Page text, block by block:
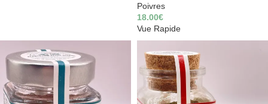
Poivres
18.00€
Vue Rapide